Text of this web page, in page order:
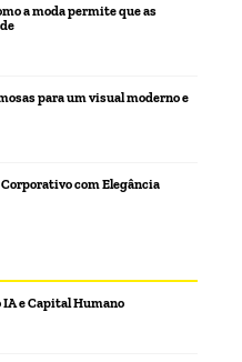
a moda permite que as
para um visual moderno e
com Elegância
e Capital Humano